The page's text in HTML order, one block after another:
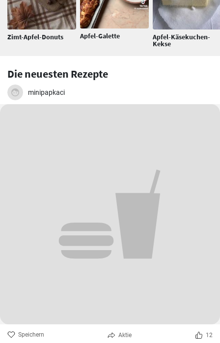
Zimt-Apfel-Donuts Apfel-Galette Apfel-Käsekuchen-
Kekse
Die neuesten Rezepte
minipapkaci
Speichern Aktie 12